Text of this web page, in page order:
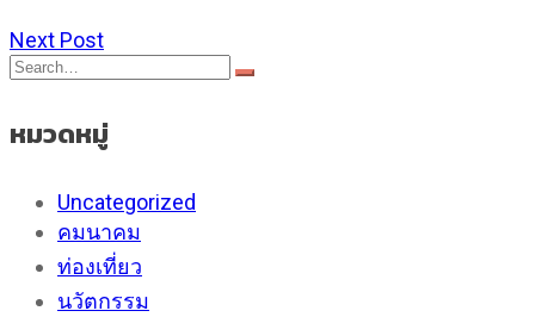
Next Post
หมวดหมู่
Uncategorized
คมนาคม
ท่องเที่ยว
นวัตกรรม